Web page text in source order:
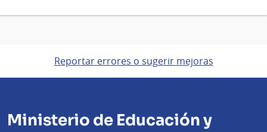
Reportar errores o sugerir mejoras
Ministerio de Educación y